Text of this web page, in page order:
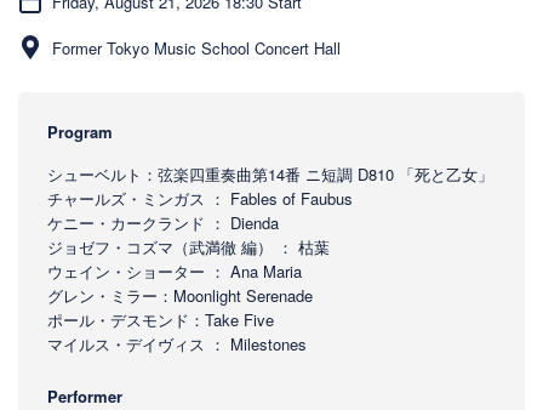
Former Tokyo Music School Concert Hall
Program
シューベルト：弦楽四重奏曲第14番 ニ短調 D810 「死と乙女」
チャールズ・ミンガス ： Fables of Faubus
ケニー・カークランド ： Dienda
ジョゼフ・コズマ（武満徹 編） ： 枯葉
ウェイン・ショーター ： Ana Maria
グレン・ミラー：Moonlight Serenade
ポール・デスモンド：Take Five
マイルス・デイヴィス ： Milestones
Performer